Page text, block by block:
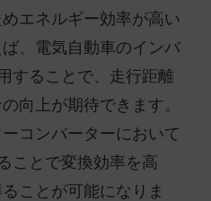
エネルギー効率が高い
、電気自動車のインバ
することで、走行距離
向上が期待できます。
コンバーターにおいて
ことで変換効率を高
ことが可能になりま